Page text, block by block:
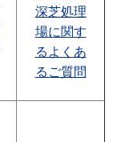
深芝処理
場に関す
るよくあ
るご質問